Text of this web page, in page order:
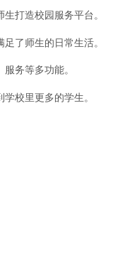
打造校园服务平台。
了师生的日常生活。
务等多功能。
校里更多的学生。